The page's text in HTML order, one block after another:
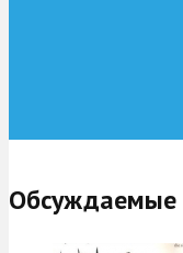
Обсуждаемые